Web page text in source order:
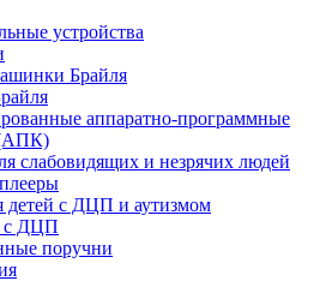
устройства
Брайля
аппаратно-программные
слабовидящих и незрячих людей
детей с ДЦП и аутизмом
с ДЦП
поручни